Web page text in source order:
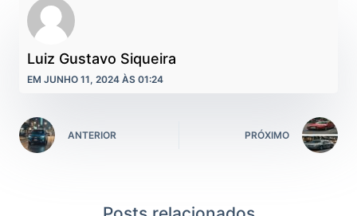
Luiz Gustavo Siqueira
EM JUNHO 11, 2024 ÀS 01:24
ANTERIOR PRÓXIMO